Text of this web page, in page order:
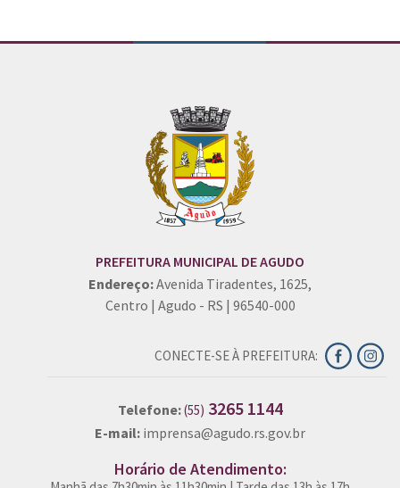
PREFEITURA MUNICIPAL DE AGUDO
Endereço:Avenida Tiradentes, 1625,
Centro | Agudo - RS | 96540-000
CONECTE-SE À PREFEITURA:
Telefone:(55) 3265 1144
E-mail: imprensa@agudo.rs.gov.br
Horário de Atendimento: